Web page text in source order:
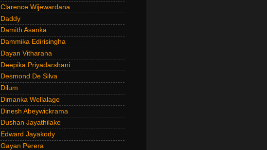
Clarence Wijewardana
Daddy
Damith Asanka
Dammika Edirisingha
Dayan Vitharana
Deepika Priyadarshani
Desmond De Silva
Dilum
Dimanka Wellalage
Dinesh Abeywickrama
Dushan Jayathilake
Edward Jayakody
Gayan Perera